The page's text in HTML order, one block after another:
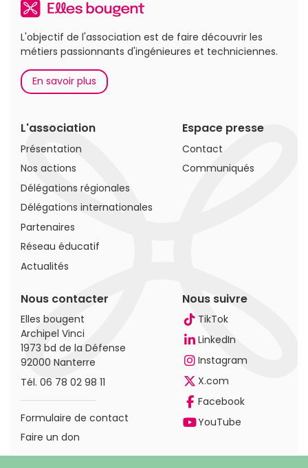
L'objectif de l'association est de faire découvrir les
métiers passionnants d'ingénieures et techniciennes.
En savoir plus
L'association
Présentation
Nos actions
Délégations régionales
Délégations internationales
Partenaires
Réseau éducatif
Actualités
Espace presse
Contact
Communiqués
Nous contacter
Elles bougent
Archipel Vinci
1973 bd de la Défense
92000 Nanterre
Tél. 06 78 02 98 11
Formulaire de contact
Faire un don
Nous suivre
TikTok
LinkedIn
Instagram
X.com
Facebook
YouTube